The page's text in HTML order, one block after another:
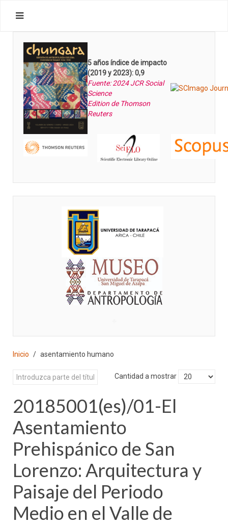
5 años índice de impacto
(2019 y 2023): 0,9
Fuente: 2024 JCR Social
Science
Edition de Thomson
Reuters
Inicio asentamiento humano
Cantidad a mostrar
20185001(es)/01-El
Asentamiento
Prehispánico de San
Lorenzo: Arquitectura y
Paisaje del Periodo
Medio en el Valle de